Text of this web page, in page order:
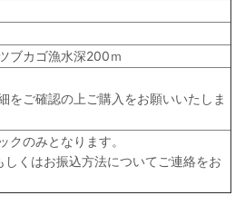
ブカゴ漁水深200ｍ
をご確認の上ご購入をお願いいたしま
クのみとなります。
しくはお振込方法についてご連絡をお